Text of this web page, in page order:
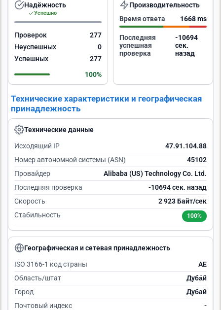
Надёжность
Успешно
Проверок
277
Неуспешных
0
Успешных
277
100%
Производительность
Время ответа
1668 ms
Последняя
успешная
проверка
-10693
сек.
назад
Технические характеристики и географическая
принадлежность
Технические данные
Исходящий IP
47.91.104.88
Номер автономной системы (ASN)
45102
Провайдер
Alibaba (US) Technology Co. Ltd.
Последняя проверка
-10693 сек. назад
Скорость
2 923 Байт/сек
Стабильность
100%
Географическая и сетевая принадлежность
ISO 3166-1 код страны
AE
Область/штат
Дуба́й
Город
Дубай
Почтовый индекс
-